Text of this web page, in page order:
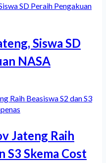
Siswa SD
NASA
Jateng Raih
S3 Skema Cost